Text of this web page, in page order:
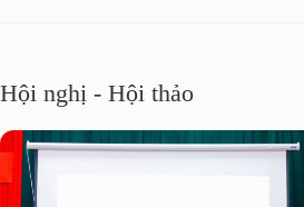
Hội nghị - Hội thảo